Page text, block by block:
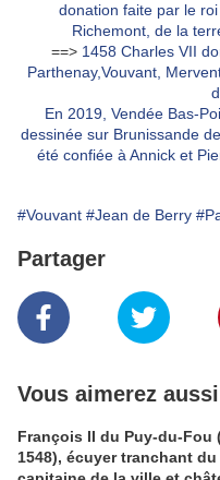
donation faite par le
Richemont, de la
==> 1458 Charles VII
Parthenay,Vouvant,
En 2019, Vendée Bas-
dessinée sur Brunissande
été confiée à Annick et
#Vouvant #Jean de Berry
Partager
Vous aimerez aussi
François II du Puy-du-Fou
1548), écuyer tranchant du